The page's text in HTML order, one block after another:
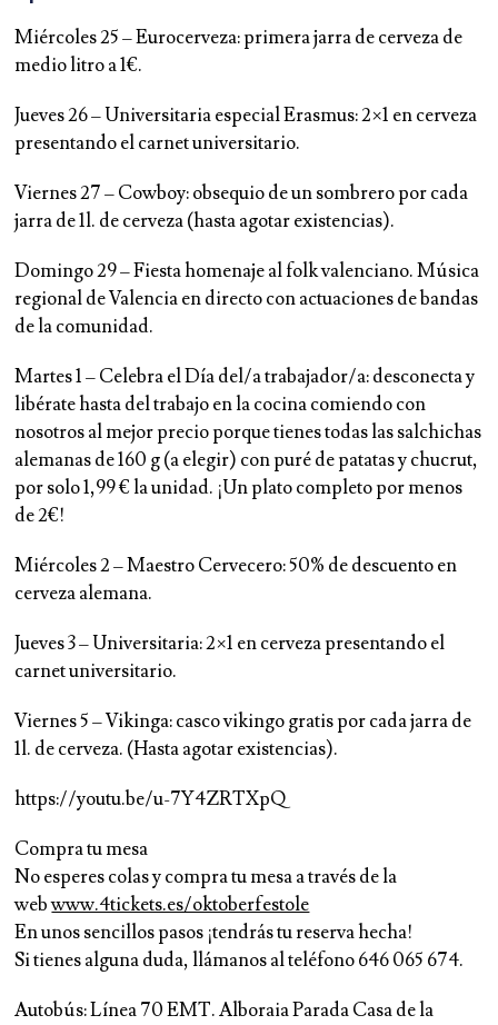
Miércoles 25–Eurocerveza: primera jarra de cerveza de
medio litro a 1€.
Jueves 26–Universitaria especial Erasmus: 2×1 en cerveza
presentando el carnet universitario.
Viernes 27–Cowboy: obsequio de un sombrero por cada
jarra de 1l. de cerveza (hasta agotar existencias).
Domingo 29–Fiesta homenaje al folk valenciano. Música
regional de Valencia en directo con actuaciones de bandas
de la comunidad.
Martes 1– Celebra elDía del/a trabajador/a: desconecta y
libérate hasta del trabajo en la cocina comiendo con
nosotros al mejor precio porque tienes todas las salchichas
alemanas de 160 g (a elegir) con puré de patatas y chucrut,
por solo 1,99 € la unidad. ¡Un plato completo por menos
de 2€!
Miércoles 2–Maestro Cervecero: 50% de descuento en
cerveza alemana.
Jueves 3–Universitaria: 2×1 en cerveza presentando el
carnet universitario.
Viernes 5–Vikinga: casco vikingo gratis por cada jarra de
1l. de cerveza. (Hasta agotar existencias).
https://youtu.be/u-7Y4ZRTXpQ
Compra tu mesa
No esperes colas y compra tu mesa a través de la
webwww.4tickets.es/oktoberfestole
En unos sencillos pasos ¡tendrás tu reserva hecha!
Si tienes alguna duda, llámanos al teléfono 646 065 674.
Autobús: Línea 70 EMT. Alboraia Parada Casa de la